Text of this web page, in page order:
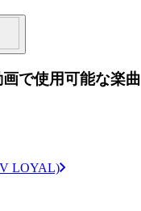
で使用可能な楽曲
LOYAL)